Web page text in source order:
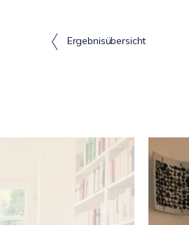
Ergebnisübersicht